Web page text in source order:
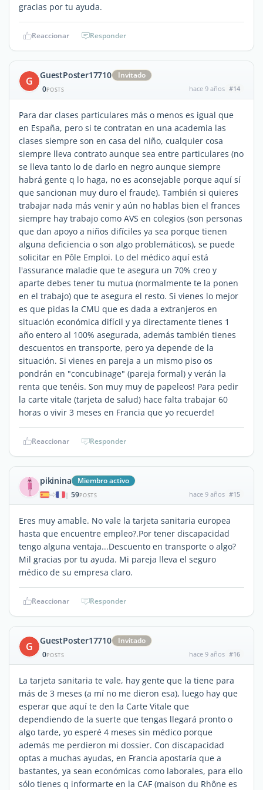
gracias por tu ayuda.
Reaccionar Responder
G GuestPoster17710
Invitado
0POSTS hace 9 años #14
Para dar clases particulares más o menos es igual que
en España, pero si te contratan en una academia las
clases siempre son en casa del niño, cualquier cosa
siempre lleva contrato aunque sea entre particulares (no
se lleva tanto lo de darlo en negro aunque siempre
habrá gente q lo haga, no es aconsejable porque aquí sí
que sancionan muy duro el fraude). También si quieres
trabajar nada más venir y aún no hablas bien el frances
siempre hay trabajo como AVS en colegios (son personas
que dan apoyo a niños difíciles ya sea porque tienen
alguna deficiencia o son algo problemáticos), se puede
solicitar en Pôle Emploi. Lo del médico aquí está
l'assurance maladie que te asegura un 70% creo y
aparte debes tener tu mutua (normalmente te la ponen
en el trabajo) que te asegura el resto. Si vienes lo mejor
es que pidas la CMU que es dada a extranjeros en
situación económica difícil y ya directamente tienes 1
año entero al 100% asegurada, además también tienes
descuentos en transporte, pero ya depende de la
situación. Si vienes en pareja a un mismo piso os
pondrán en "concubinage" (pareja formal) y verán la
renta que tenéis. Son muy muy de papeleos! Para pedir
la carte vitale (tarjeta de salud) hace falta trabajar 60
horas o vivir 3 meses en Francia que yo recuerde!
Reaccionar Responder
pikinina Miembro activo
| 59POSTS hace 9 años #15
Eres muy amable. No vale la tarjeta sanitaria europea
hasta que encuentre empleo?.Por tener discapacidad
tengo alguna ventaja...Descuento en transporte o algo?
Mil gracias por tu ayuda. Mi pareja lleva el seguro
médico de su empresa claro.
Reaccionar Responder
G GuestPoster17710
Invitado
0POSTS hace 9 años #16
La tarjeta sanitaria te vale, hay gente que la tiene para
más de 3 meses (a mí no me dieron esa), luego hay que
esperar que aquí te den la Carte Vitale que
dependiendo de la suerte que tengas llegará pronto o
algo tarde, yo esperé 4 meses sin médico porque
además me perdieron mi dossier. Con discapacidad
optas a muchas ayudas, en Francia apostaría que a
bastantes, ya sean económicas como laborales, para ello
sólo tienes q informarte en la CAF (maison du Rhône es